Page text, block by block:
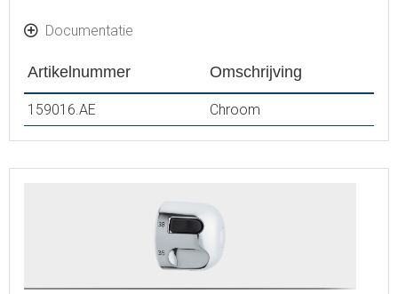
Documentatie
Artikelnummer Omschrijving
159016.AE Chroom